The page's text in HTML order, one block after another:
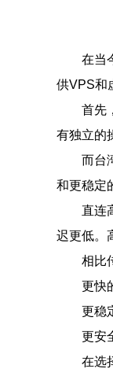
在当
供VPS和
首先
有独立的
而台
和更稳定
直连
迟更低。
相比
更快
更稳
更安
在选